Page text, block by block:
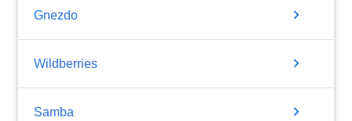
Gnezdo chevron_right
Wildberries chevron_right
Samba chevron_right